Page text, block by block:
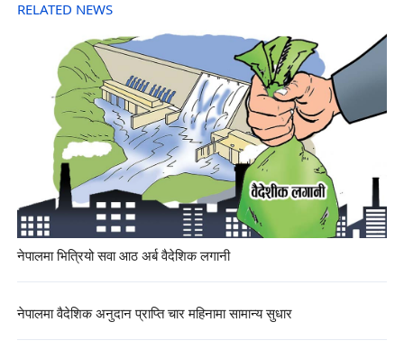
RELATED NEWS
नेपालमा भित्रियो सवा आठ अर्ब वैदेशिक लगानी
नेपालमा वैदेशिक अनुदान प्राप्ति चार महिनामा सामान्य सुधार